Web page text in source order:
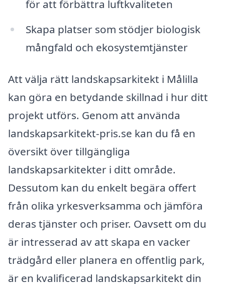
för att förbättra luftkvaliteten
Skapa platser som stödjer biologisk
mångfald och ekosystemtjänster
Att välja rätt landskapsarkitekt i Målilla
kan göra en betydande skillnad i hur ditt
projekt utförs. Genom att använda
landskapsarkitekt-pris.se kan du få en
översikt över tillgängliga
landskapsarkitekter i ditt område.
Dessutom kan du enkelt begära offert
från olika yrkesverksamma och jämföra
deras tjänster och priser. Oavsett om du
är intresserad av att skapa en vacker
trädgård eller planera en offentlig park,
är en kvalificerad landskapsarkitekt din